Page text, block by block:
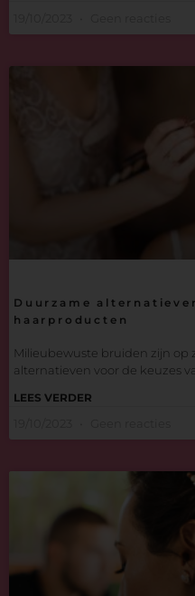
Duurzame
haarproducten
Milieubewuste bruiden zijn op
alternatieven voor de keuzes
LEES VERDER